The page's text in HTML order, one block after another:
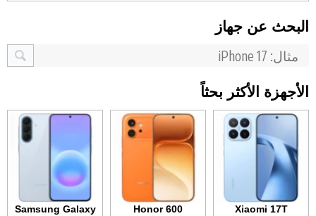
البحث عن جهاز
الأجهزة الأكثر بحثاً
Xiaomi 17T
Honor 600
Samsung Galaxy